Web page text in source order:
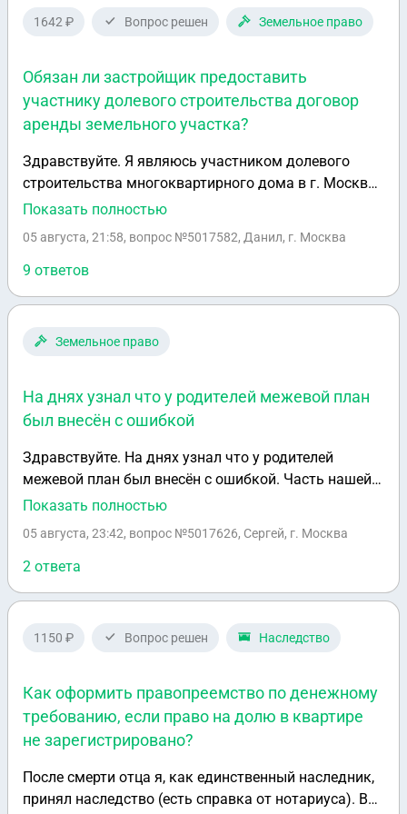
1642 ₽ Вопрос решен Земельное право
Обязан ли застройщик предоставить
участнику долевого строительства договор
аренды земельного участка?
Здравствуйте. Я являюсь участником долевого
строительства многоквартирного дома в г. Москва.
У меня есть ипотека на квартиру в этом доме. Я
работодателя. Работодатель просит предоставить
договор аренды земельного участка, на котором
ведется строительство и все ДС к нему. Застройщик
Подскажите, пожалуйста, обязан ли застройщик
Показать полностью
05 августа, 21:58, вопрос №5017582, Данил, г. Москва
9 ответов
Земельное право
На днях узнал что у родителей межевой план
был внесён с ошибкой
Здравствуйте. На днях узнал что у родителей
межевой план был внесён с ошибкой. Часть нашей
постройки(ветхой) и забор находятся у соседей
2017 году. По инициативе моих родителе. Что
делать ?
Показать полностью
05 августа, 23:42, вопрос №5017626, Сергей, г. Москва
2 ответа
1150 ₽ Вопрос решен Наследство
Как оформить правопреемство по денежному
требованию, если право на долю в квартире
не зарегистрировано?
После смерти отца я, как единственный наследник,
принял наследство (есть справка от нотариуса). В